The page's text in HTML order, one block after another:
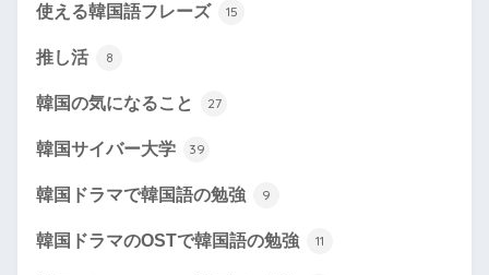
使える韓国語フレーズ 15
推し活 8
韓国の気になること 27
韓国サイバー大学 39
韓国ドラマで韓国語の勉強 9
韓国ドラマのOSTで韓国語の勉強 11